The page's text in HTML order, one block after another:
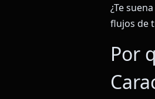
¿Te
flujos de
Por